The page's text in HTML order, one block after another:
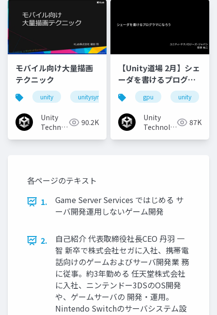
モバイル向け大量描画
テクニック
unity unitysync
Unity
Technologies90.2K
【Unity道場 2月】シェ
ーダを書けるプログラ
マになろう
gpu unity
Unity
Technologies 87K
各ページのテキスト
1.
Game Server Services ではじめる サ
ーバ開発運⽤しないゲーム開発
2.
⾃⼰紹介 代表取締役社⻑CEO 丹⽻ ⼀
智 新卒で株式会社セガに⼊社、携帯電
話向けのゲームおよびサーバ開発業 務
に従事。約3年勤める 任天堂株式会社
に⼊社、ニンテンドー3DSのOS開発
や、ゲームサーバの 開発・運⽤。
Nintendo Switchのサーバシステム設